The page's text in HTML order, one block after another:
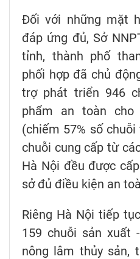
Đối với những mặt
đáp ứng đủ, Sở
tỉnh, thành phố
phối hợp đã chủ
trợ phát triển 946
phẩm an toàn
(chiếm 57% số
chuỗi cung cấp từ
Hà Nội đều được
sở đủ điều kiện an
Riêng Hà Nội tiếp
159 chuỗi sản xuất
nông lâm thủy sản,